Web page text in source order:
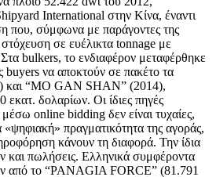
International στην Κίνα, έναντι
που, σύμφωνα με παράγοντες της
σε ευέλικτα tonnage με
bulkers, το ενδιαφέρον μεταφέρθηκε
να αποκτούν σε πακέτο τα
“MO GAN SHAN” (2014),
εκατ. δολαρίων. Οι ίδιες πηγές
online bidding δεν είναι τυχαίες,
πραγματικότητα της αγοράς,
κάνουν τη διαφορά. Την ίδια
και πωλήσεις. Ελληνικά συμφέροντα
από το “PANAGIA FORCE” (81.791